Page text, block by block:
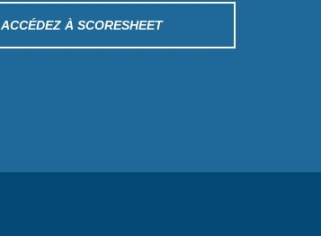
ACCÉDEZ À SCORESHEET